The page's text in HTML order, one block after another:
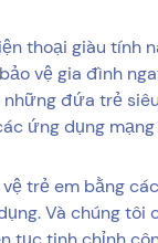
thoại giàu tính
vệ gia đình
những đứa trẻ
ứng dụng mạng
trẻ em bằng
Và chúng tôi